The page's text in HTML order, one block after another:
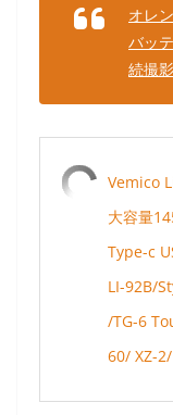
オレ
バッ
続撮
Vemico
大容量
Type-c
LI-92B/
/TG-6
60/ XZ-